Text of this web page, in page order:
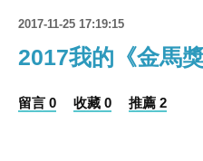
2017-11-25 17:19:15
2017我的《金馬
留言 0 收藏 0 推薦 2